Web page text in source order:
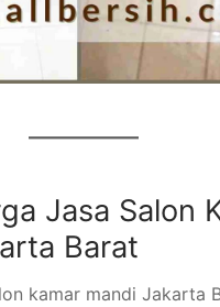
Jasa Salon
Barat
kamar mandi Jakarta